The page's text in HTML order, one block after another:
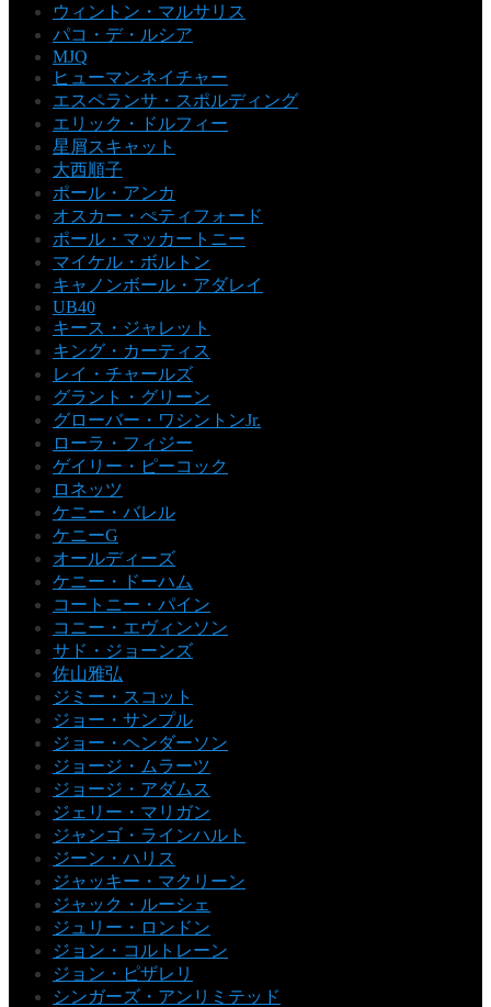
ウィントン・マルサリス
パコ・デ・ルシア
MJQ
ヒューマンネイチャー
エスペランサ・スポルディング
エリック・ドルフィー
星屑スキャット
大西順子
ポール・アンカ
オスカー・ぺティフォード
ポール・マッカートニー
マイケル・ボルトン
キャノンボール・アダレイ
UB40
キース・ジャレット
キング・カーティス
レイ・チャールズ
グラント・グリーン
グローバー・ワシントンJr.
ローラ・フィジー
ゲイリー・ピーコック
ロネッツ
ケニー・バレル
ケニーG
オールディーズ
ケニー・ドーハム
コートニー・パイン
コニー・エヴィンソン
サド・ジョーンズ
佐山雅弘
ジミー・スコット
ジョー・サンプル
ジョー・ヘンダーソン
ジョージ・ムラーツ
ジョージ・アダムス
ジェリー・マリガン
ジャンゴ・ラインハルト
ジーン・ハリス
ジャッキー・マクリーン
ジャック・ルーシェ
ジュリー・ロンドン
ジョン・コルトレーン
ジョン・ピザレリ
シンガーズ・アンリミテッド